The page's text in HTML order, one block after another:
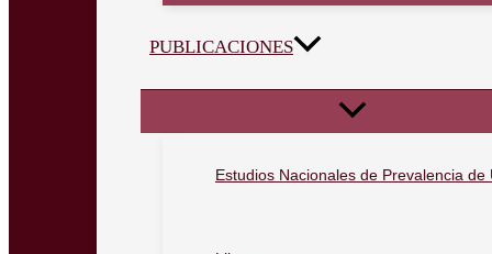
PUBLICACIONES
Estudios Nacionales de Prevalencia de